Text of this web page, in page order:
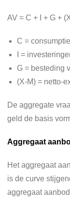
AV = C + I + G +
C =
I =
G = besteding
(X-M) = netto-
De aggregate
geld de basis
Aggregaat
Het aggregaat
is de curve
aggregaat